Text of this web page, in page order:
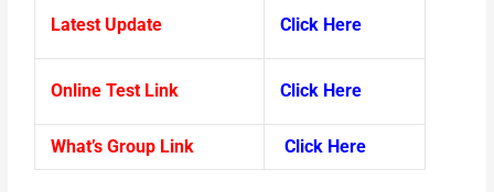
Latest Update Click Here
Online Test Link Click Here
What’s Group Link Click Here